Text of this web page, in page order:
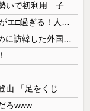
長身美ボディの保育士さんが女性用風俗を勢いで初利用…子供に絶対見せられないメスの顔でイキまくり。
井上晴美、乳首ヘア○ードや濡れ場お○ぱいがエ□過ぎる！人生最後のラスト写真集、最高！！
韓国のサッカー協会、W杯予選等を裁くために訪韓した外国人審判を「性接待」していた……大して強くもないチームが潤沢な予算を持ってりゃそうなるわな
ドイツ人男性がランニングシューズで富士登山 「足をくじいて動けない」
ろwww